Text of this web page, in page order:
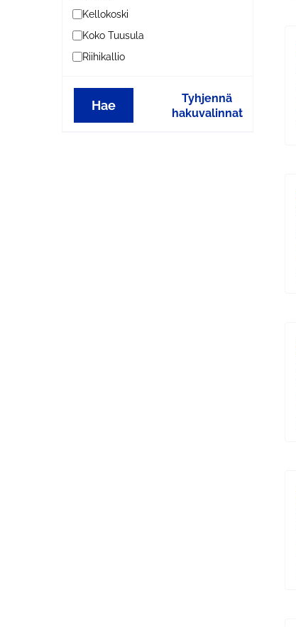
Kellokoski
Koko Tuusula
Riihikallio
Hae
Tyhjennä
hakuvalinnat